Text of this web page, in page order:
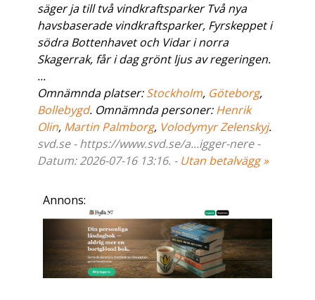
säger ja till två vindkraftsparker Två nya
havsbaserade vindkraftsparker, Fyrskeppet i
södra Bottenhavet och Vidar i norra
Skagerrak, får i dag grönt ljus av regeringen.
...
Omnämnda platser:Stockholm, Göteborg,
Bollebygd. Omnämnda personer:Henrik
Olin, Martin Palmborg, Volodymyr Zelenskyj.
svd.se - https://www.svd.se/a...igger-nere -
Datum: 2026-07-16 13:16. - Utan betalvägg »
Annons: